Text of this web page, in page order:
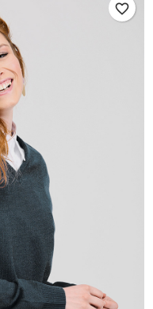
favorite_border